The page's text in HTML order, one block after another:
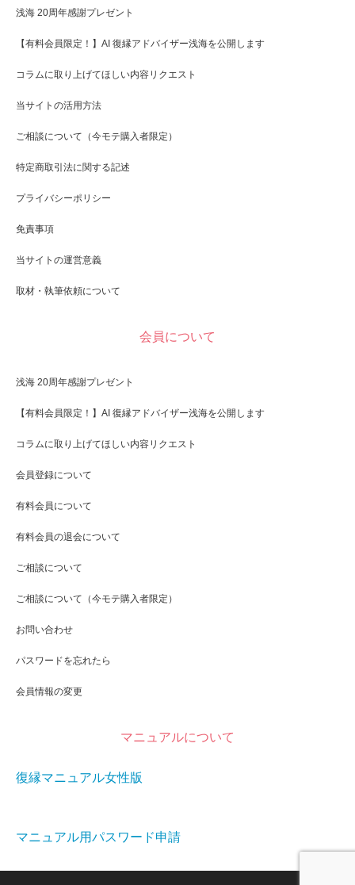
浅海 20周年感謝プレゼント
【有料会員限定！】AI 復縁アドバイザー浅海を公開します
コラムに取り上げてほしい内容リクエスト
当サイトの活用方法
ご相談について（今モテ購入者限定）
特定商取引法に関する記述
プライバシーポリシー
免責事項
当サイトの運営意義
取材・執筆依頼について
会員について
浅海 20周年感謝プレゼント
【有料会員限定！】AI 復縁アドバイザー浅海を公開します
コラムに取り上げてほしい内容リクエスト
会員登録について
有料会員について
有料会員の退会について
ご相談について
ご相談について（今モテ購入者限定）
お問い合わせ
パスワードを忘れたら
会員情報の変更
マニュアルについて
復縁マニュアル女性版
マニュアル用パスワード申請